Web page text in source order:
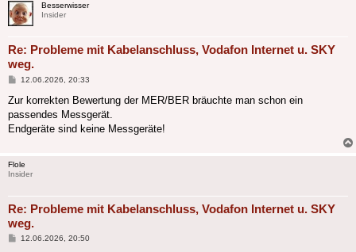
Besserwisser
Insider
Re: Probleme mit Kabelanschluss, Vodafon Internet u. SKY
weg.
Beitrag
12.06.2026, 20:33
Zur korrekten Bewertung der MER/BER bräuchte man schon ein
passendes Messgerät.
Endgeräte sind keine Messgeräte!
Flole
Insider
Re: Probleme mit Kabelanschluss, Vodafon Internet u. SKY
weg.
Beitrag
12.06.2026, 20:50